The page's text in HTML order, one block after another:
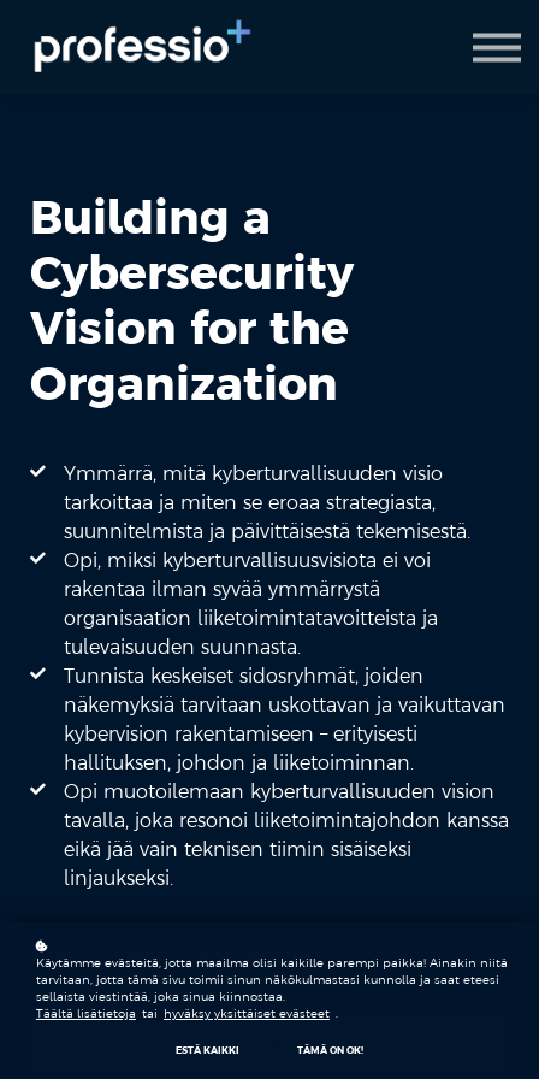
AI Coach
Pyydä demo
Building a
Cybersecurity
Vision for the
Organization
Ymmärrä, mitä kyberturvallisuuden visio
tarkoittaa ja miten se eroaa strategiasta,
suunnitelmista ja päivittäisestä tekemisestä.
Opi, miksi kyberturvallisuusvisiota ei voi
rakentaa ilman syvää ymmärrystä
organisaation liiketoimintatavoitteista ja
tulevaisuuden suunnasta.
Tunnista keskeiset sidosryhmät, joiden
näkemyksiä tarvitaan uskottavan ja vaikuttavan
kybervision rakentamiseen – erityisesti
hallituksen, johdon ja liiketoiminnan.
Opi muotoilemaan kyberturvallisuuden vision
tavalla, joka resonoi liiketoimintajohdon kanssa
eikä jää vain teknisen tiimin sisäiseksi
linjaukseksi.
Kurssiin sisältyvät teemat:
Käytämme evästeitä, jotta maailma olisi kaikille parempi paikka! Ainakin niitä
tarvitaan, jotta tämä sivu toimii sinun näkökulmastasi kunnolla ja saat eteesi
sellaista viestintää, joka sinua kiinnostaa.
Täältä lisätietoja tai hyväksy yksittäiset evästeet
ESTÄ KAIKKI TÄMÄ ON OK!